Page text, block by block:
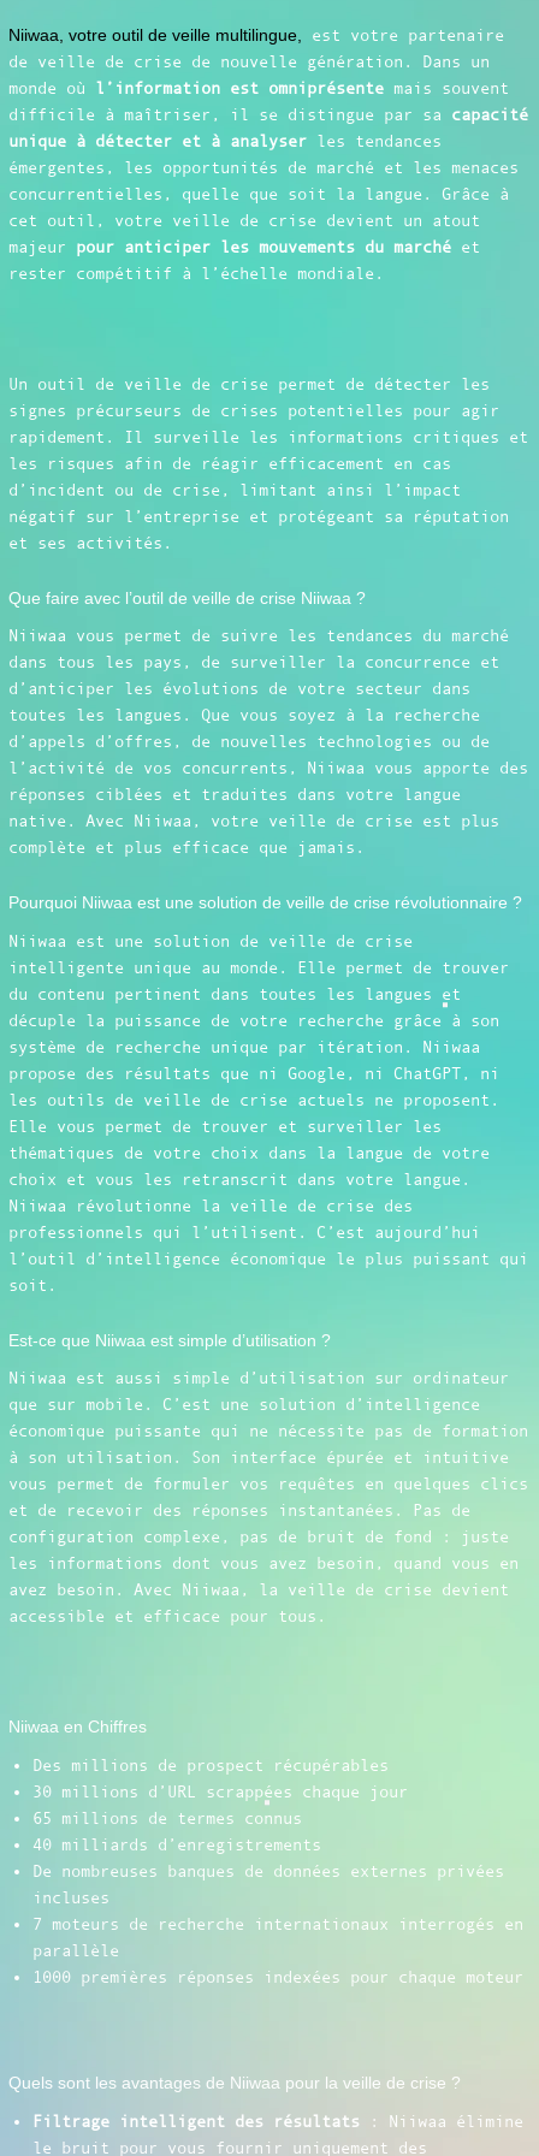
Niiwaa, votre outil de veille multilingue,
est votre partenaire
de veille de crise de nouvelle génération. Dans un
monde où l’information est omniprésente mais souvent
difficile à maîtriser, il se distingue par sa capacité
unique à détecter et à analyser les tendances
émergentes, les opportunités de marché et les menaces
concurrentielles, quelle que soit la langue. Grâce à
cet outil, votre veille de crise devient un atout
majeur pour anticiper les mouvements du marché et
rester compétitif à l’échelle mondiale.
Un outil de veille de crise permet de détecter les
signes précurseurs de crises potentielles pour agir
rapidement. Il surveille les informations critiques et
les risques afin de réagir efficacement en cas
d’incident ou de crise, limitant ainsi l’impact
négatif sur l’entreprise et protégeant sa réputation
et ses activités.
Que faire avec l’outil de veille de crise Niiwaa ?
Niiwaa vous permet de suivre les tendances du marché
dans tous les pays, de surveiller la concurrence et
d’anticiper les évolutions de votre secteur dans
toutes les langues. Que vous soyez à la recherche
d’appels d’offres, de nouvelles technologies ou de
l’activité de vos concurrents, Niiwaa vous apporte des
réponses ciblées et traduites dans votre langue
native. Avec Niiwaa, votre veille de crise est plus
complète et plus efficace que jamais.
Pourquoi Niiwaa est une solution de veille de crise révolutionnaire ?
Niiwaa est une solution de veille de crise
intelligente unique au monde. Elle permet de trouver
du contenu pertinent dans toutes les langues et
décuple la puissance de votre recherche grâce à son
système de recherche unique par itération. Niiwaa
propose des résultats que ni Google, ni ChatGPT, ni
les outils de veille de crise actuels ne proposent.
Elle vous permet de trouver et surveiller les
thématiques de votre choix dans la langue de votre
choix et vous les retranscrit dans votre langue.
Niiwaa révolutionne la veille de crise des
professionnels qui l’utilisent. C’est aujourd’hui
l’outil d’intelligence économique le plus puissant qui
soit.
Est-ce que Niiwaa est simple d’utilisation ?
Niiwaa est aussi simple d’utilisation sur ordinateur
que sur mobile. C’est une solution d’intelligence
économique puissante qui ne nécessite pas de formation
à son utilisation. Son interface épurée et intuitive
vous permet de formuler vos requêtes en quelques clics
et de recevoir des réponses instantanées. Pas de
configuration complexe, pas de bruit de fond : juste
les informations dont vous avez besoin, quand vous en
avez besoin. Avec Niiwaa, la veille de crise devient
accessible et efficace pour tous.
Niiwaa en Chiffres
Des millions de prospect récupérables
30 millions d’URL scrappées chaque jour
65 millions de termes connus
40 milliards d’enregistrements
De nombreuses banques de données externes privées
incluses
7 moteurs de recherche internationaux interrogés en
parallèle
1000 premières réponses indexées pour chaque moteur
Quels sont les avantages de Niiwaa pour la veille de crise ?
Filtrage intelligent des résultats : Niiwaa élimine
le bruit pour vous fournir uniquement des